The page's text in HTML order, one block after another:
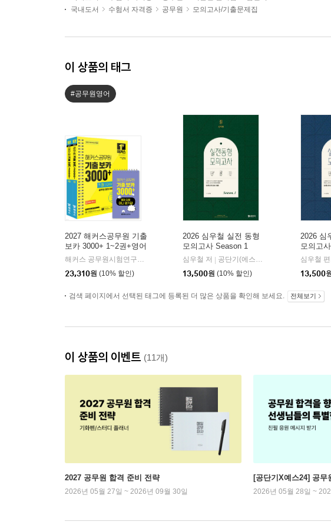
국내도서
수험서 자격증 공무원 모의고사/기출문제집
이 상품의 태그
#공무원영어
2027 해커스공무원 기출
보카 3000+ 1~2권+영어
단어 미니암기장 3종 세해커스 공무원시험연구소 저
해커스공무원
23,310원 (10% 할인)
2026 심우철 실전 동형
모의고사 Season 1
심우철 저
공단기(에스티유니타스)
13,500원 (10% 할인)
2026 심
모의고
심우철 편
13,500
검색 페이지에서 선택된 태그에 등록된 더 많은 상품을 확인해 보세요. 전체보기
이 상품의 이벤트 (11개)
2027 공무원 합격 준비 전략
2026년 05월 27일 ~ 2026년 09월 30일
[공단기X예스24] 공무
2026년 05월 28일 ~